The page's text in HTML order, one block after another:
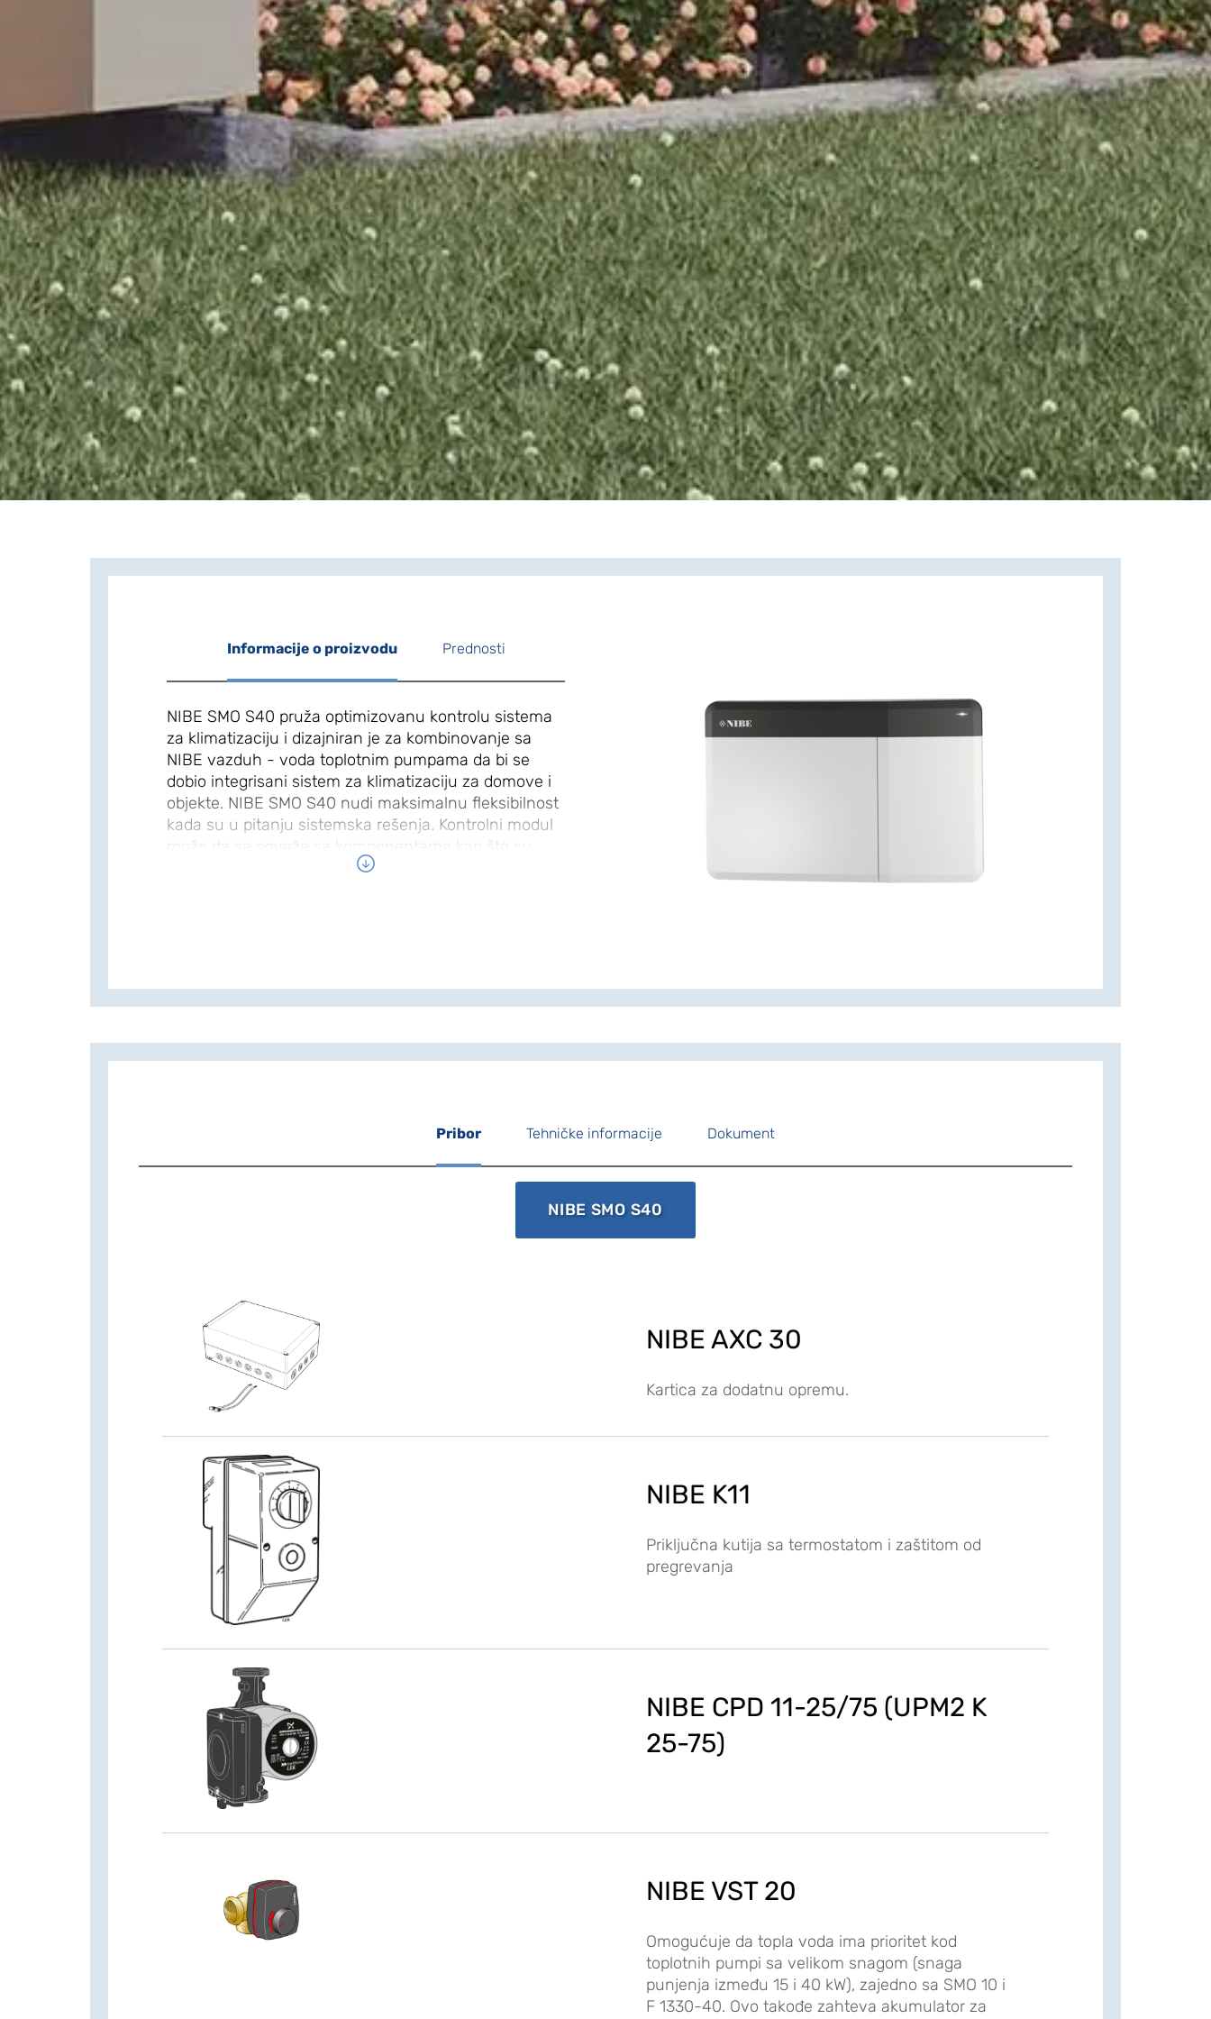
Informacije o proizvodu Prednosti
NIBE SMO S40 pruža optimizovanu kontrolu sistema
za klimatizaciju i dizajniran je za kombinovanje sa
NIBE vazduh - voda toplotnim pumpama da bi se
dobio integrisani sistem za klimatizaciju za domove i
objekte. NIBE SMO S40 nudi maksimalnu fleksibilnost
kada su u pitanju sistemska rešenja. Kontrolni modul
može da se poveže sa komponentama kao što su
bojler, dodatni izvori toplote i druga dodatna oprema
Pribor Tehničke informacije Dokument
NIBE SMO S40
NIBE AXC 30
Kartica za dodatnu opremu.
NIBE K11
Priključna kutija sa termostatom i zaštitom od
pregrevanja
NIBE CPD 11-25/75 (UPM2 K
25-75)
NIBE VST 20
Omogućuje da topla voda ima prioritet kod
toplotnih pumpi sa velikom snagom (snaga
punjenja između 15 i 40 kW), zajedno sa SMO 10 i
F 1330-40. Ovo takođe zahteva akumulator za